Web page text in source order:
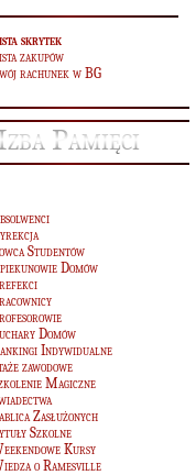
skrytek
zakupów
rachunek w BG
Pamięci
Studentów
Domów
Domów
Indywidualne
zawodowe
Magiczne
Zasłużonych
Szkolne
Kursy
o Ramesville